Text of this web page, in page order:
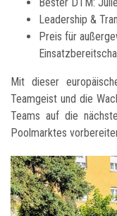
Leadership &
Preis für
Mit dieser
Teamgeist und die
Teams auf die
Poolmarktes